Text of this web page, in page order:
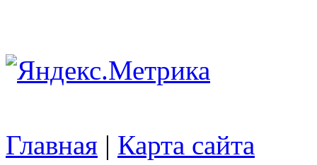
Главная | Карта сайта